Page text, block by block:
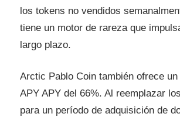
los tokens no vendidos
tiene un motor de rareza que
largo plazo.
Arctic Pablo Coin también ofrece
APY APY del 66%. Al reemplazar
para un período de adquisición de